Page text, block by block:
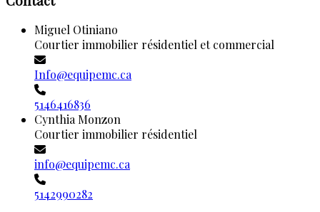
Miguel Otiniano
Courtier immobilier résidentiel et commercial
Info@equipemc.ca
5146416836
Cynthia Monzon
Courtier immobilier résidentiel
info@equipemc.ca
5142990282